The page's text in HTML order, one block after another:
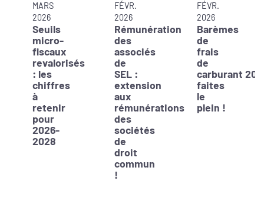
MARS
2026
Seuils
micro-
fiscaux
revalorisés
: les
chiffres
à
retenir
pour
2026-
2028
FÉVR.
2026
Rémunération
des
associés
de
SEL :
extension
aux
rémunérations
des
sociétés
de
droit
commun
!
FÉVR.
2026
Barèmes
de
frais
de
carburant
faites
le
plein !